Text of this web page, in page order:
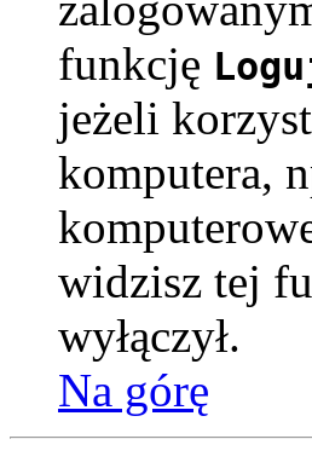
funkcję
jeżeli
komputera,
widzisz tej
wyłączył.
Na górę